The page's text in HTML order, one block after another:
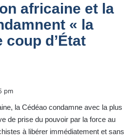
africaine et la
« la
d’État
pm
la Cédéao condamne avec la plus
de prise du pouvoir par la force au
à libérer immédiatement et sans